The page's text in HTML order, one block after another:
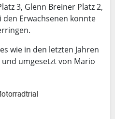
3, Glenn Breiner Platz 2,
den Erwachsenen konnte
wie in den letzten Jahren
umgesetzt von Mario